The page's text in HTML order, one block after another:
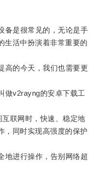
是很常见的，无论是手
生活中扮演着非常重要的
的今天，我们也需要更
v2rayng的安卓下载工
联网时，快速、稳定地
，同时实现高强度的保护
进行操作，告别网络超